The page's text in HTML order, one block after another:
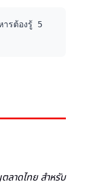
รต้องรู้ 5
ลาดไทย สำหรับ